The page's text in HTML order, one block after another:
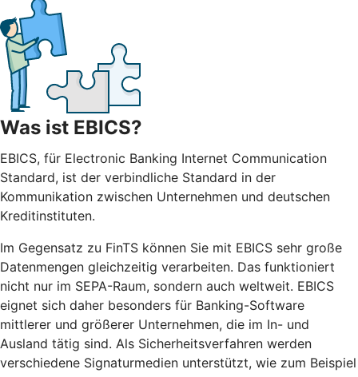
Was ist EBICS?
EBICS, für Electronic Banking Internet Communication
Standard, ist der verbindliche Standard in der
Kommunikation zwischen Unternehmen und deutschen
Kreditinstituten.
Im Gegensatz zu FinTS können Sie mit EBICS sehr große
Datenmengen gleichzeitig verarbeiten. Das funktioniert
nicht nur im SEPA-Raum, sondern auch weltweit. EBICS
eignet sich daher besonders für Banking-Software
mittlerer und größerer Unternehmen, die im In- und
Ausland tätig sind. Als Sicherheitsverfahren werden
verschiedene Signaturmedien unterstützt, wie zum Beispiel